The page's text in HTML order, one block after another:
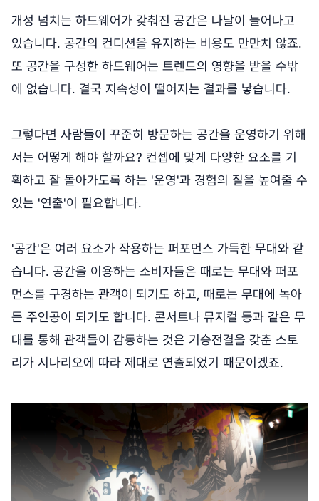
개성 넘치는 하드웨어가 갖춰진 공간은 나날이 늘어나고
있습니다. 공간의 컨디션을 유지하는 비용도 만만치 않죠.
또 공간을 구성한 하드웨어는 트렌드의 영향을 받을 수밖
에 없습니다. 결국 지속성이 떨어지는 결과를 낳습니다.
그렇다면 사람들이 꾸준히 방문하는 공간을 운영하기 위해
서는 어떻게 해야 할까요? 컨셉에 맞게 다양한 요소를 기
획하고 잘 돌아가도록 하는 '운영'과 경험의 질을 높여줄 수
있는 '연출'이 필요합니다.
'공간'은 여러 요소가 작용하는 퍼포먼스 가득한 무대와 같
습니다. 공간을 이용하는 소비자들은 때로는 무대와 퍼포
먼스를 구경하는 관객이 되기도 하고, 때로는 무대에 녹아
든 주인공이 되기도 합니다. 콘서트나 뮤지컬 등과 같은 무
대를 통해 관객들이 감동하는 것은 기승전결을 갖춘 스토
리가 시나리오에 따라 제대로 연출되었기 때문이겠죠.